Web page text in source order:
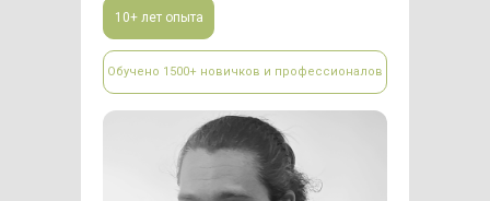
Обучено 1500+ новичков и профессионалов
10+ лет опыта